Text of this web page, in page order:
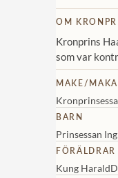
OM
Kronprins
som var
MAKE/MAKA
BARN
Prinsessan
FÖRÄLDRAR
Kung Harald